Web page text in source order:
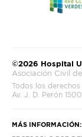
©2026 Hospital
Asociación Civil
Todos los derechos
Av. J. D. Perón
MÁS INFORMACIÓN: